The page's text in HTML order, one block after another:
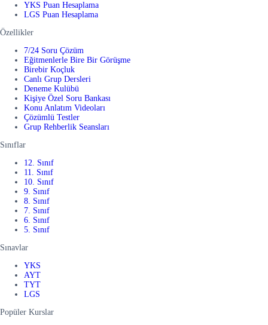
YKS Puan Hesaplama
LGS Puan Hesaplama
Özellikler
7/24 Soru Çözüm
Eğitmenlerle Bire Bir Görüşme
Birebir Koçluk
Canlı Grup Dersleri
Deneme Kulübü
Kişiye Özel Soru Bankası
Konu Anlatım Videoları
Çözümlü Testler
Grup Rehberlik Seansları
Sınıflar
12. Sınıf
11. Sınıf
10. Sınıf
9. Sınıf
8. Sınıf
7. Sınıf
6. Sınıf
5. Sınıf
Sınavlar
YKS
AYT
TYT
LGS
Popüler Kurslar